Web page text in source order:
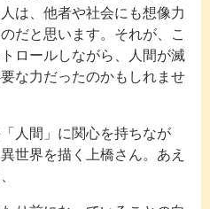
は、他者や社会にも想像力
だと思います。それが、こ
ロールしながら、人間が滅
な力だったのかもしれませ
人間」に関心を持ちなが
世界を描く上橋さん。あえ